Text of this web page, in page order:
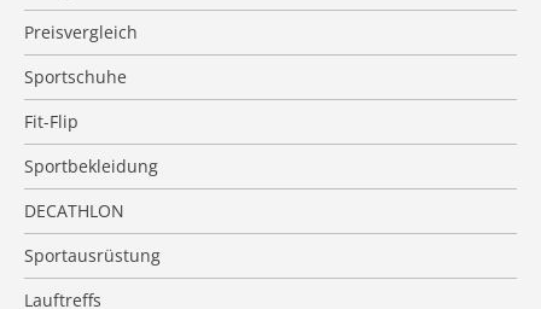
Preisvergleich
Sportschuhe
Fit-Flip
Sportbekleidung
DECATHLON
Sportausrüstung
Lauftreffs